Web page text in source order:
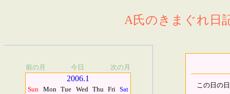
A氏のきまぐれ日
前の月 今日 次の月
2006.1
Sun Mon Tue Wed Thu Fri Sat
この日の